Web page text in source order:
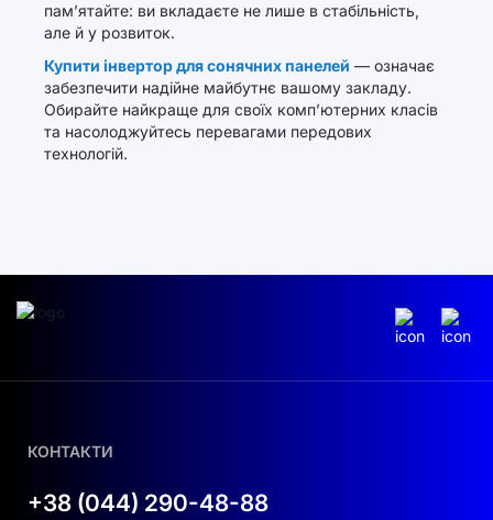
пам’ятайте: ви вкладаєте не лише в стабільність,
але й у розвиток.
Купити інвертор для сонячних панелей — означає
забезпечити надійне майбутнє вашому закладу.
Обирайте найкраще для своїх комп’ютерних класів
та насолоджуйтесь перевагами передових
технологій.
КОНТАКТИ
+38 (044) 290-48-88